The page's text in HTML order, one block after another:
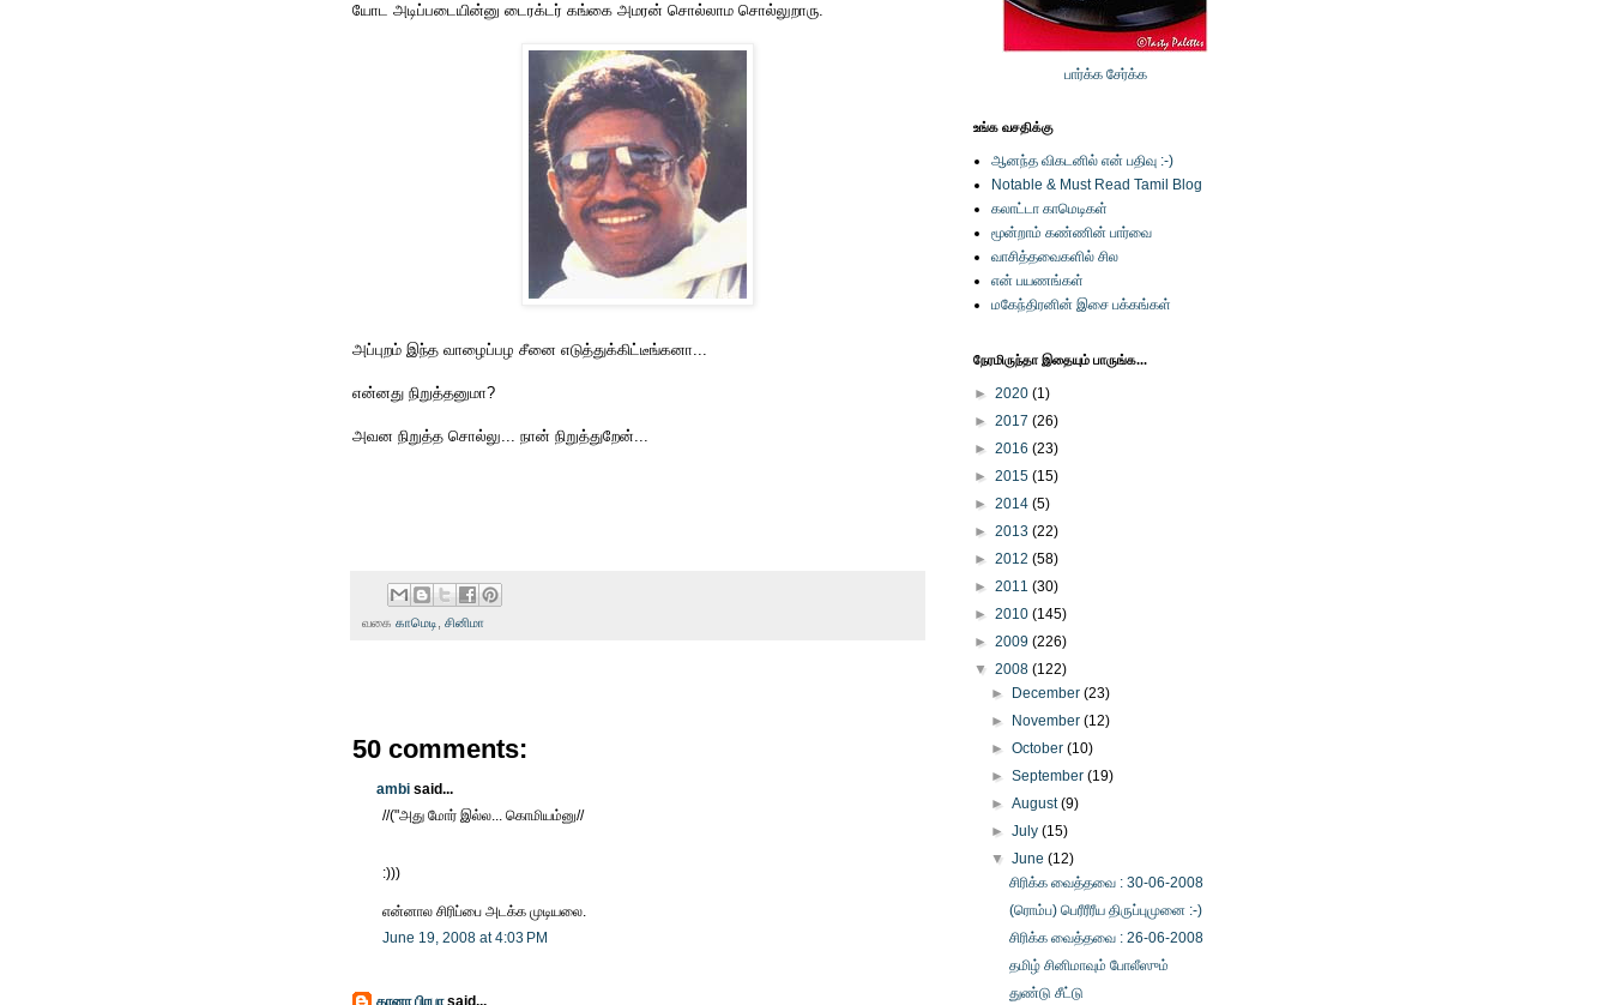
யோட அடிப்படையின்னு டைரக்டர் கங்கை அமரன் சொல்லாம சொல்லுறாரு.
அப்புறம் இந்த வாழைப்பழ சீனை எடுத்துக்கிட்டீங்கனா...
என்னது நிறுத்தனுமா?
அவன நிறுத்த சொல்லு... நான் நிறுத்துறேன்...
வகை காமெடி, சினிமா
50 comments:
ambi said...
//("அது மோர் இல்ல... கொமியம்னு//
:)))
என்னால சிரிப்பை அடக்க முடியலை.
June 19, 2008 at 4:03 PM
கானா பிரபாsaid...
பார்க்க சேர்க்க
உங்க வசதிக்கு
ஆனந்த விகடனில் என் பதிவு :-)
Notable & Must Read Tamil Blog
கலாட்டா காமெடிகள்
மூன்றாம் கண்ணின் பார்வை
வாசித்தவைகளில் சில
என் பயணங்கள்
மகேந்திரனின் இசை பக்கங்கள்
நேரமிருந்தா இதையும் பாருங்க...
► 2020 (1)
► 2017 (26)
► 2016 (23)
► 2015 (15)
► 2014 (5)
► 2013 (22)
► 2012 (58)
► 2011 (30)
► 2010 (145)
► 2009 (226)
▼ 2008 (122)
►
December(23)
►
November(12)
►October(10)
►September(19)
►August(9)
►July(15)
▼June(12)
சிரிக்க வைத்தவை : 30-06-2008
(ரொம்ப) பெரீரீரீய திருப்புமுனை :-)
சிரிக்க வைத்தவை : 26-06-2008
தமிழ் சினிமாவும் போலீஸும்
துண்டு சீட்டு